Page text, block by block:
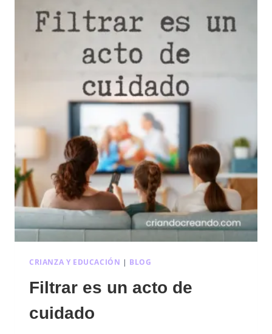
TENER
UN
CRIANZA Y EDUCACIÓN | BLOG
Filtrar es un acto de
cuidado